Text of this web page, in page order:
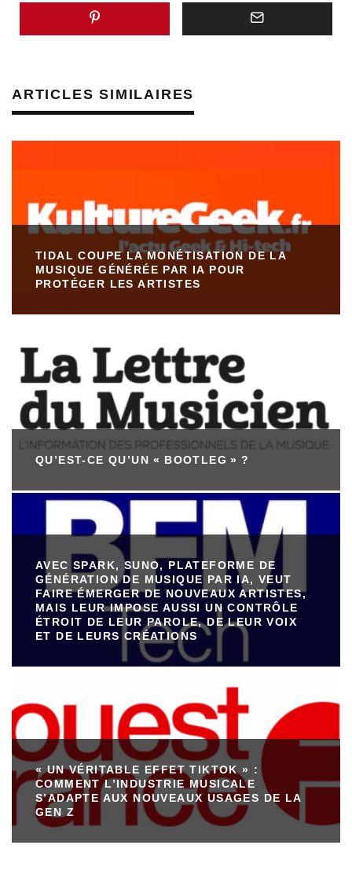
ARTICLES SIMILAIRES
TIDAL COUPE LA MONÉTISATION DE LA
MUSIQUE GÉNÉRÉE PAR IA POUR
PROTÉGER LES ARTISTES
QU’EST-CE QU’UN « BOOTLEG » ?
AVEC SPARK, SUNO, PLATEFORME DE
GÉNÉRATION DE MUSIQUE PAR IA, VEUT
FAIRE ÉMERGER DE NOUVEAUX ARTISTES,
MAIS LEUR IMPOSE AUSSI UN CONTRÔLE
ÉTROIT DE LEUR PAROLE, DE LEUR VOIX
ET DE LEURS CRÉATIONS
« UN VÉRITABLE EFFET TIKTOK » :
COMMENT L’INDUSTRIE MUSICALE
S’ADAPTE AUX NOUVEAUX USAGES DE LA
GEN Z